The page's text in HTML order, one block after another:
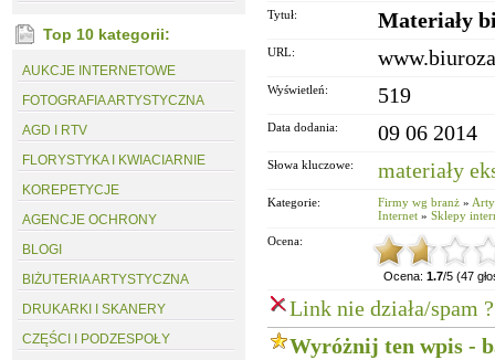
Top 10 kategorii:
AUKCJE INTERNETOWE
FOTOGRAFIA ARTYSTYCZNA
AGD I RTV
FLORYSTYKA I KWIACIARNIE
KOREPETYCJE
AGENCJE OCHRONY
BLOGI
BIŻUTERIA ARTYSTYCZNA
DRUKARKI I SKANERY
CZĘŚCI I PODZESPOŁY
Tytuł: Materiały
URL:
Wyświetleń: 519
Data dodania: 09 06 2014
Słowa kluczowe: materiały
Kategorie: Firmy wg branż »
Internet » Sklepy
Ocena:
Ocena: 1.7/5 (47
Link nie działa/spam ?
Wyróżnij ten wpis -